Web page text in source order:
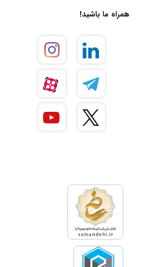
همراه ما باشید!